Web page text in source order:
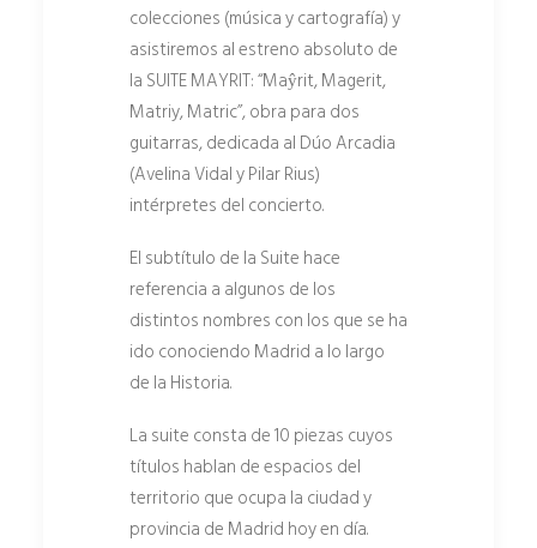
colecciones (música y cartografía) y
asistiremos al estreno absoluto de
la SUITE MAYRIT: “Maŷrit, Magerit,
Matriy, Matric”, obra para dos
guitarras, dedicada al Dúo Arcadia
(Avelina Vidal y Pilar Rius)
intérpretes del concierto.
El subtítulo de la Suite hace
referencia a algunos de los
distintos nombres con los que se ha
ido conociendo Madrid a lo largo
de la Historia.
La suite consta de 10 piezas cuyos
títulos hablan de espacios del
territorio que ocupa la ciudad y
provincia de Madrid hoy en día.